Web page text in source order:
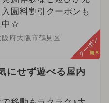
園料割引クーポンも
中☆
阪府大阪市鶴見区 クーポン
にせず遊べる屋内